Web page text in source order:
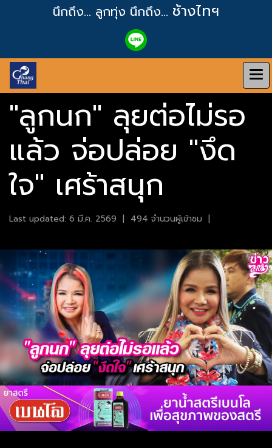
นึกถึง... ลูกทุ่ง นึกถึง... ช้างไทฯ
"ลูกนก" ลุยต่อไม่รอ
แล้ว จ่อปล่อย "งึด
ใจ" เศร้าสนุก
Last updated: 6 มี.ค. 2569 | 494 จำนวนผู้เข้าชม |